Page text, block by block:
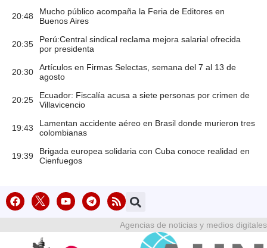
20:48
Mucho público acompaña la Feria de Editores en
Buenos Aires
20:35
Perú:Central sindical reclama mejora salarial ofrecida
por presidenta
20:30
Artículos en Firmas Selectas, semana del 7 al 13 de
agosto
20:25
Ecuador: Fiscalía acusa a siete personas por crimen de
Villavicencio
19:43
Lamentan accidente aéreo en Brasil donde murieron tres
colombianas
19:39
Brigada europea solidaria con Cuba conoce realidad en
Cienfuegos
Agencias de noticias y medios digitales